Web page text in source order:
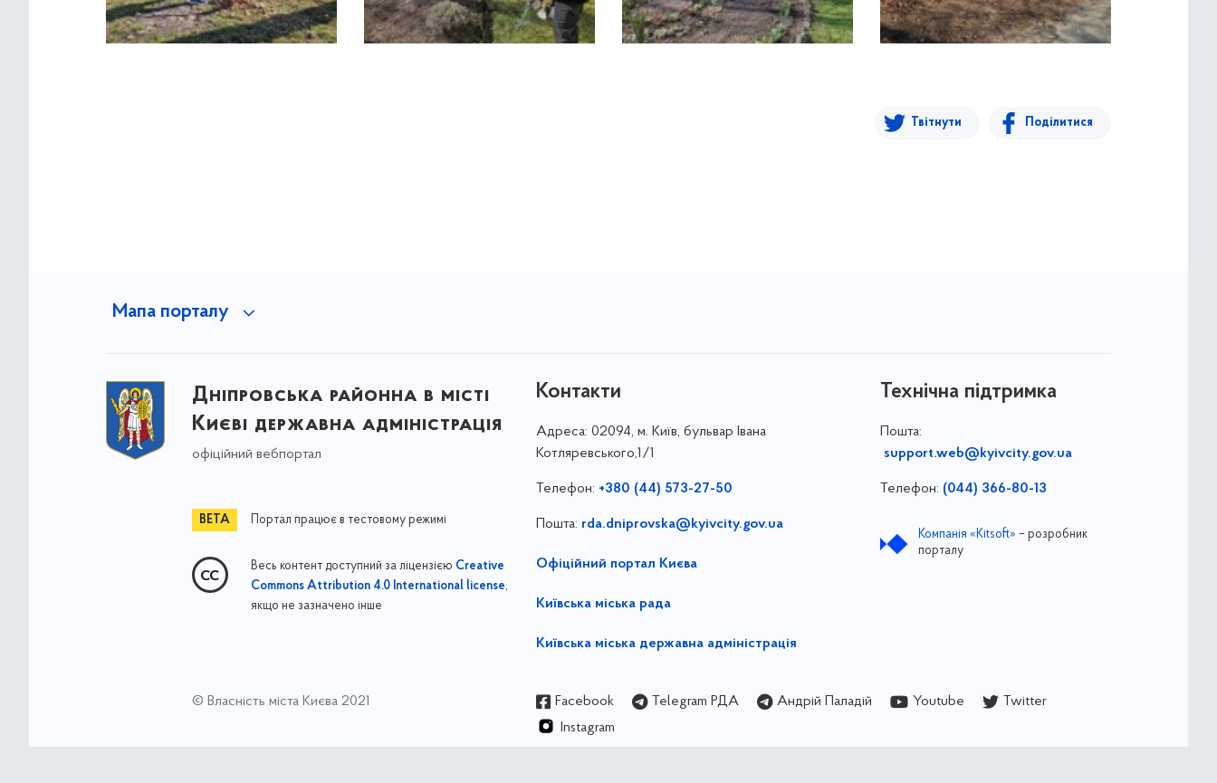
Твітнути Поділитися
Мапа порталу
Дніпровська районна в місті
Києві державна адміністрація
офіційний вебпортал
Портал працює в тестовому режимі
Весь контент доступний за ліцензією Creative
Commons Attribution 4.0 International license,
якщо не зазначено інше
Контакти
Адреса: 02094, м. Київ, бульвар Івана
Котляревського,1/1
Телефон: +380 (44) 573-27-50
Пошта: rda.dniprovska@kyivcity.gov.ua
Офіційний портал Києва
Київська міська рада
Київська міська державна адміністрація
Технічна підтримка
Пошта:
support.web@kyivcity.gov.ua
Телефон: (044) 366-80-13
Компанія «Kitsoft» – розробник
порталу
© Власність міста Києва 2021 Facebook Telegram РДА Андрій Паладій Youtube
Twitter
Instagram